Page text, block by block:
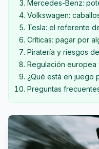
Mercedes-Benz:
Volkswagen:
Tesla: el referente
Críticas: pagar por
Piratería y riesgos
Regulación europea
¿Qué está en juego
Preguntas